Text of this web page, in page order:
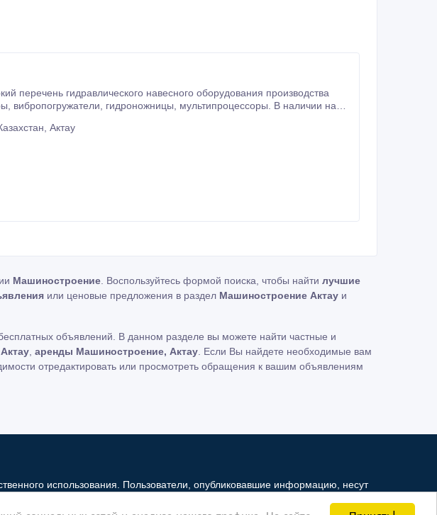
перечень гидравлического навесного оборудования производства
ковшей моделей CM -Crusher (Италия).
Актау
Машиностроение . Воспользуйтесь формой поиска, чтобы найти лучшие
или ценовые предложения в раздел Машиностроение Актау и
объявлений. В данном разделе вы можете найти частные и
аренды Машиностроение, Актау . Если Вы найдете необходимые вам
отредактировать или просмотреть обращения к вашим объявлениям
использования. Пользователи, опубликовавшие информацию, несут